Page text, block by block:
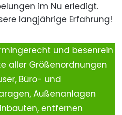
im Nu erledigt.
langjährige Erfahrung!
und besenrein
aller Größenordnungen
Büro- und
Außenanlagen
entfernen